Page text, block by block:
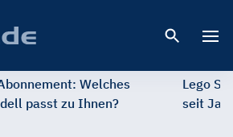
Welches
passt zu Ihnen?
Lego
seit